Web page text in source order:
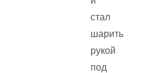
стал
шарить
рукой
под